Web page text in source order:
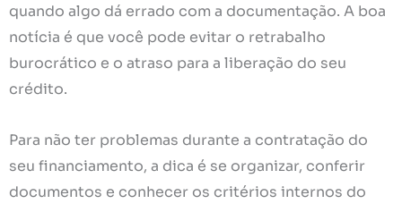
quando algo dá errado com a documentação. A boa
notícia é que você pode evitar o retrabalho
burocrático e o atraso para a liberação do seu
crédito.
Para não ter problemas durante a contratação do
seu financiamento, a dica é se organizar, conferir
documentos e conhecer os critérios internos do